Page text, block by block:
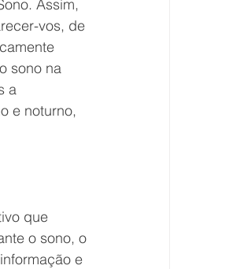
Assim,
vos, de
sono na
a
e noturno,
que
o sono, o
e